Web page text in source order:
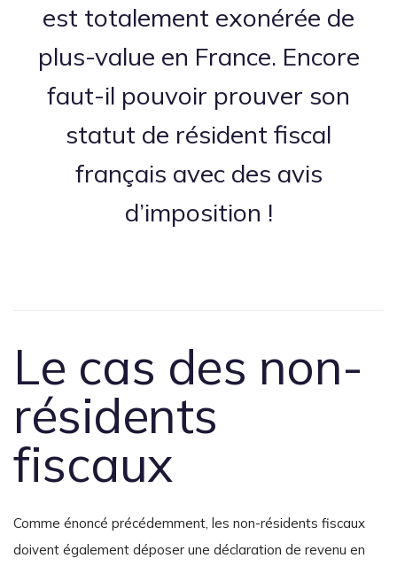
est totalement exonérée de
plus-value en France. Encore
faut-il pouvoir prouver son
statut de résident fiscal
français avec des avis
d’imposition !
Le cas des non-
résidents
fiscaux
Comme énoncé précédemment, les non-résidents fiscaux
doivent également déposer une déclaration de revenu en